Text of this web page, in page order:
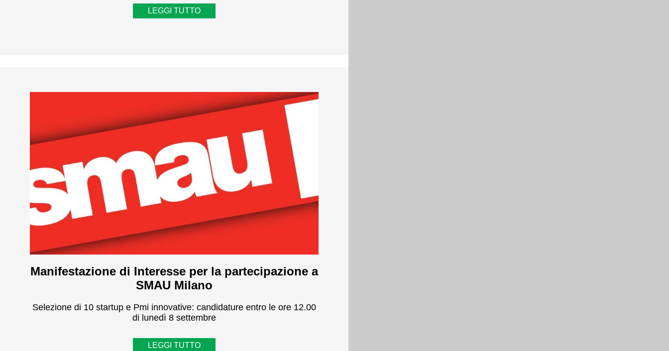
LEGGI TUTTO
Manifestazione di Interesse per la partecipazione a
SMAU Milano
Selezione di 10 startup e Pmi innovative: candidature entro le ore 12.00
di lunedì 8 settembre
LEGGI TUTTO